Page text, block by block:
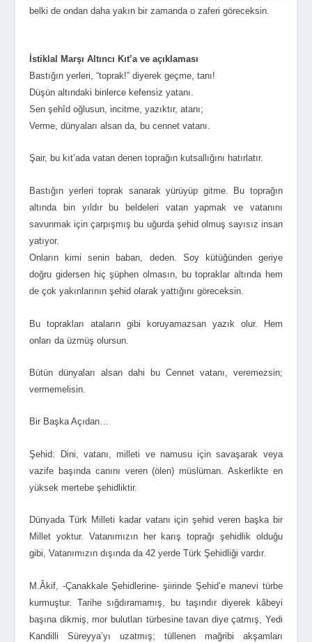
belki de ondan daha yakın bir zamanda o zaferi göreceksin.
İstiklal Marşı Altıncı Kıt’a ve açıklaması
Bastığın yerleri, “toprak!” diyerek geçme, tanı!
Düşün altındaki binlerce kefensiz yatanı.
Sen şehîd oğlusun, incitme, yazıktır, atanı;
Verme, dünyaları alsan da, bu cennet vatanı.
Şair, bu kıt’ada vatan denen toprağın kutsallığını hatırlatır.
Bastığın yerleri toprak sanarak yürüyüp gitme. Bu toprağın
altında bin yıldır bu beldeleri vatan yapmak ve vatanını
savunmak için çarpışmış bu uğurda şehid olmuş sayısız insan
yatıyor.
Onların kimi senin baban, deden. Soy kütüğünden geriye
doğru gidersen hiç şüphen olmasın, bu topraklar altında hem
de çok yakınlarının şehid olarak yattığını göreceksin.
Bu toprakları ataların gibi koruyamazsan yazık olur. Hem
onları da üzmüş olursun.
Bütün dünyaları alsan dahi bu Cennet vatanı, veremezsin;
vermemelisin.
Bir Başka Açıdan…
Şehid: Dini, vatanı, milleti ve namusu için savaşarak veya
vazife başında canını veren (ölen) müslüman. Askerlikte en
yüksek mertebe şehidliktir.
Dünyada Türk Milleti kadar vatanı için şehid veren başka bir
Millet yoktur. Vatanımızın her karış toprağı şehidlik olduğu
gibi, Vatanımızın dışında da 42 yerde Türk Şehidliği vardır.
M.Âkif, -Çanakkale Şehidlerine- şiirinde Şehid’e manevi türbe
kurmuştur. Tarihe sığdıramamış, bu taşındır diyerek kâbeyi
başına dikmiş, mor bulutları türbesine tavan diye çatmış, Yedi
Kandilli Süreyya’yı uzatmış; tüllenen mağribi akşamları